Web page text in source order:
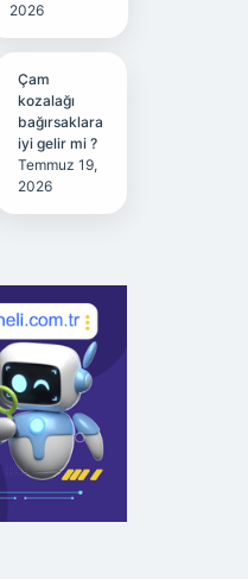
2026
Çam
kozalağı
bağırsaklara
iyi gelir mi ?
Temmuz 19,
2026